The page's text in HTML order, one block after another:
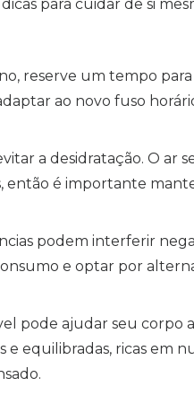
para cuidar de si
reserve um tempo
ao novo fuso
a desidratação. O ar
então é importante
podem interferir
e optar por
pode ajudar seu corpo
equilibradas, ricas em